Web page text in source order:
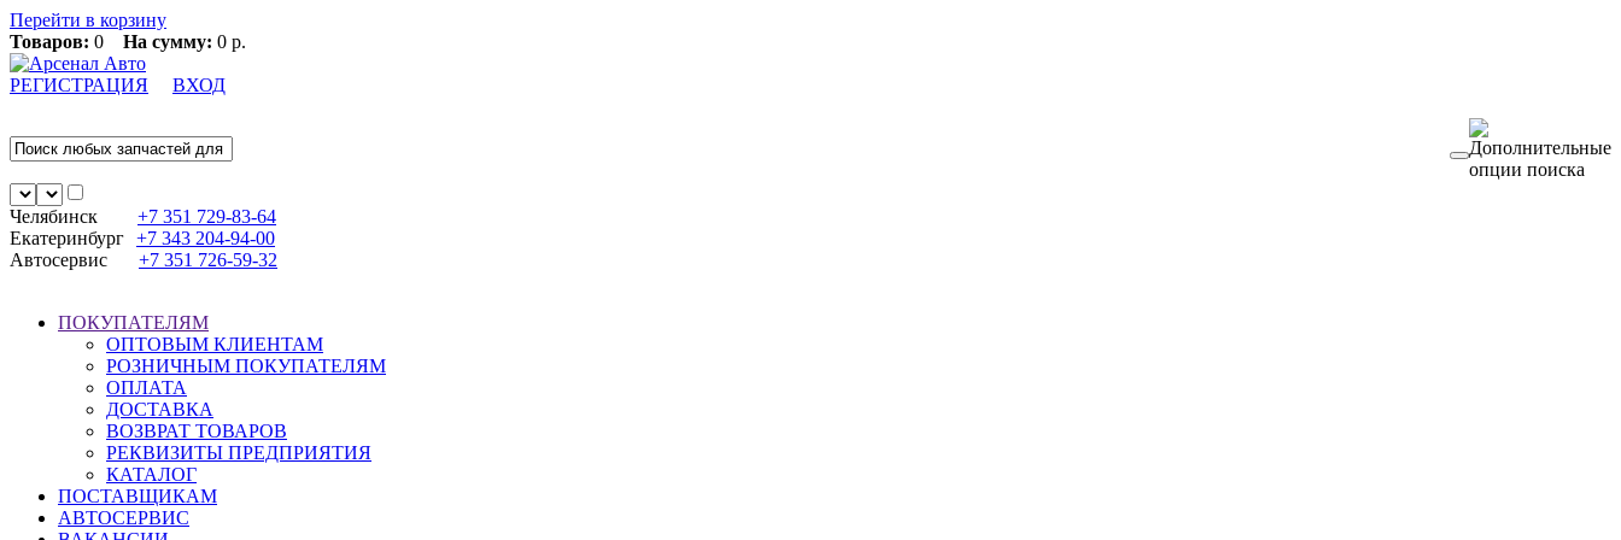
Перейти в корзину
Товаров: 0 На сумму: 0 р.
РЕГИСТРАЦИЯ ВХОД
Челябинск +7 351 729-83-64
Екатеринбург +7 343 204-94-00
Автосервис
+7 351 726-59-32
ПОКУПАТЕЛЯМ
ОПТОВЫМ КЛИЕНТАМ
РОЗНИЧНЫМ ПОКУПАТЕЛЯМ
ОПЛАТА
ДОСТАВКА
ВОЗВРАТ ТОВАРОВ
РЕКВИЗИТЫ ПРЕДПРИЯТИЯ
КАТАЛОГ
ПОСТАВЩИКАМ
АВТОСЕРВИС